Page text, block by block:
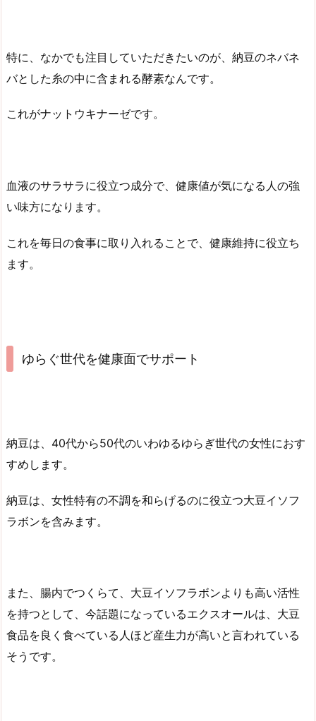
特に、なかでも注目していただきたいのが、納豆のネバネ
バとした糸の中に含まれる酵素なんです。
これがナットウキナーゼです。
血液のサラサラに役立つ成分で、健康値が気になる人の強
い味方になります。
これを毎日の食事に取り入れることで、健康維持に役立ち
ます。
ゆらぐ世代を健康面でサポート
納豆は、40代から50代のいわゆるゆらぎ世代の女性におす
すめします。
納豆は、女性特有の不調を和らげるのに役立つ大豆イソフ
ラボンを含みます。
また、腸内でつくらて、大豆イソフラボンよりも高い活性
を持つとして、今話題になっているエクスオールは、大豆
食品を良く食べている人ほど産生力が高いと言われている
そうです。